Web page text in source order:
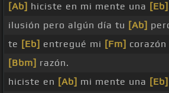
[Ab] hiciste en mi mente una [Eb]
ilusión pero algún día tu [Ab]
te [Eb] entregué mi [Fm]
[Bbm] razón.
hiciste en [Ab] mi mente una [Eb]